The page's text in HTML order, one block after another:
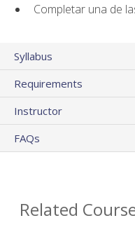
Completar una de
Syllabus
Requirements
Instructor
FAQs
Related